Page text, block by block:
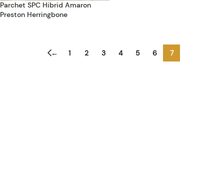
Parchet SPC Hibrid Amaron
Preston Herringbone
← 1 2 3 4 5 6 7